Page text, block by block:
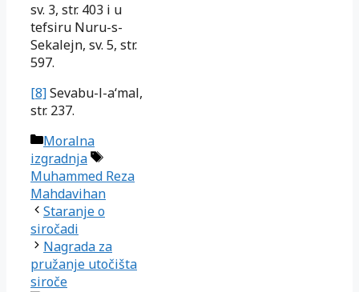
sv. 3, str. 403 i u
tefsiru Nuru-s-
Sekalejn, sv. 5, str.
597.
[8]Sevabu-l-a‘mal,
str. 237.
Kategorije
Moralna
izgradnja
Oznake
Muhammed Reza
Mahdavihan
Staranje o
siročadi
Nagrada za
pružanje utočišta
siroče